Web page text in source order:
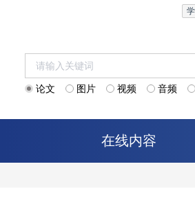
论文 图片 视频 音频
在线内容